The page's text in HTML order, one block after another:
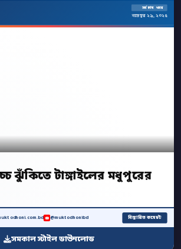
সর্বশেষ খবর
নভেম্বর ২৯, ২০২৫
ঝুঁকিতে টাঙ্গাইলের মধুপুরের
@muktodhonibd বিস্তারিত কমেন্টে
সমকাল স্টাইল ডাউনলোড